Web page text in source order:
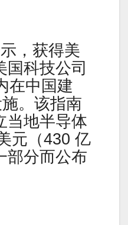
，获得美
国科技公司
在中国建
施。该指南
当地半导体
元（430 亿
部分而公布